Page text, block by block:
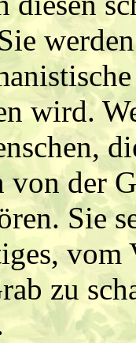
wird.
von der
Sie
vom
zu